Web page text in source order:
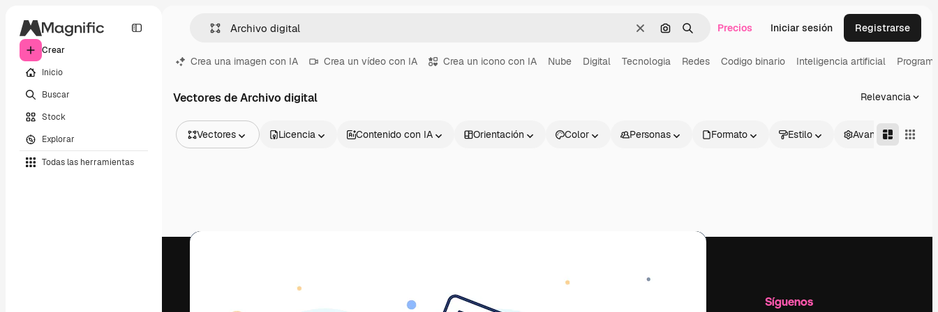
Crear
Inicio
Buscar
Stock
Explorar
Todas las herramientas
BorrarBuscar por imagen
BuscarPrecios Iniciar sesión Registrarse
Crea una imagen con IA Crea un vídeo con IA Crea un icono con IA Nube Digital Tecnologia Redes Codigo binario Inteligencia artificial
Vectores de Archivo digital Relevancia
Vectores
Vídeos
Licencia Contenido con IA Orientación Color Personas Formato Estilo Avanzado
Productos Síguenos